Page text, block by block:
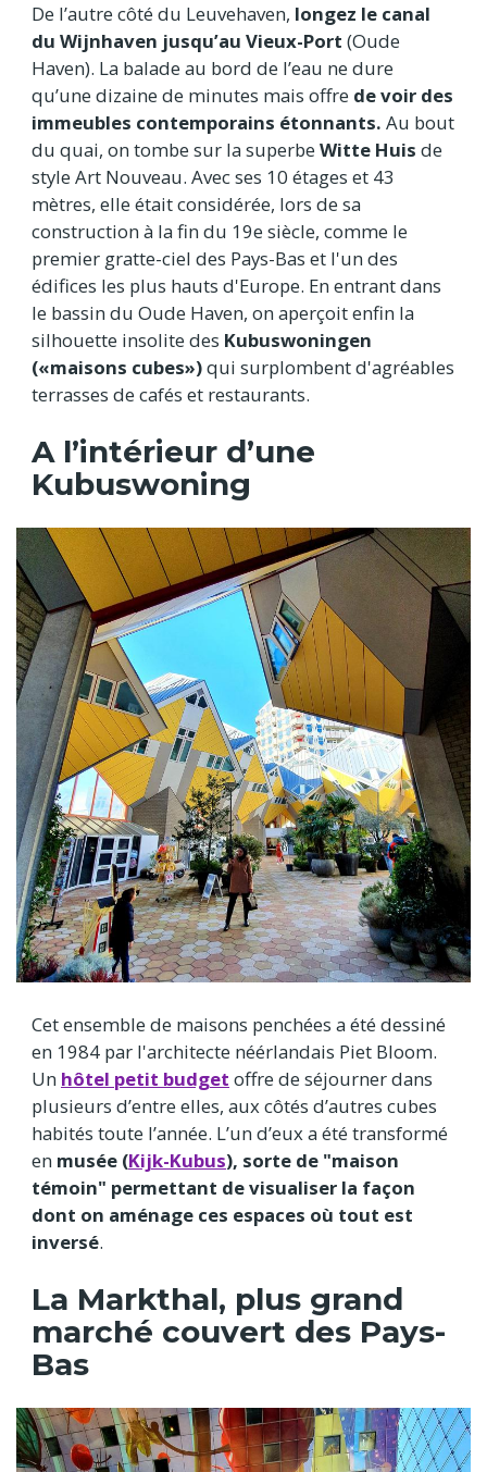
De l’autre côté du Leuvehaven, longez le canal
du Wijnhaven jusqu’au Vieux-Port (Oude
Haven). La balade au bord de l’eau ne dure
qu’une dizaine de minutes mais offre de voir des
immeubles contemporains étonnants. Au bout
du quai, on tombe sur la superbe Witte Huis de
style Art Nouveau. Avec ses 10 étages et 43
mètres, elle était considérée, lors de sa
construction à la fin du 19e siècle, comme le
premier gratte-ciel des Pays-Bas et l'un des
édifices les plus hauts d'Europe. En entrant dans
le bassin du Oude Haven, on aperçoit enfin la
silhouette insolite des Kubuswoningen
(«maisons cubes»)qui surplombent d'agréables
terrasses de cafés et restaurants.
A l’intérieur d’une
Kubuswoning
Cet ensemble de maisons penchées a été dessiné
en 1984 par l'architecte néérlandais Piet Bloom.
Un hôtel petit budget offre de séjourner dans
plusieurs d’entre elles, aux côtés d’autres cubes
habités toute l’année. L’un d’eux a été transformé
en musée (Kijk-Kubus), sorte de "maison
témoin" permettant de visualiser la façon
dont on aménage ces espaces où tout est
inversé.
La Markthal, plus grand
marché couvert des Pays-
Bas